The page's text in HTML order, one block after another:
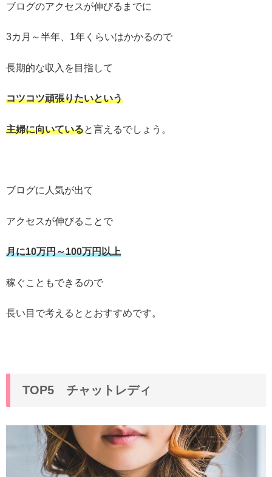
ブログのアクセスが伸びるまでに
3カ月～半年、1年くらいはかかるので
長期的な収入を目指して
コツコツ頑張りたいという
主婦に向いていると言えるでしょう。
ブログに人気が出て
アクセスが伸びることで
月に10万円～100万円以上
稼ぐこともできるので
長い目で考えるととおすすめです。
TOP5 チャットレディ